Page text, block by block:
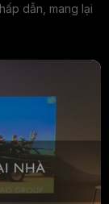
dẫn, mang lại